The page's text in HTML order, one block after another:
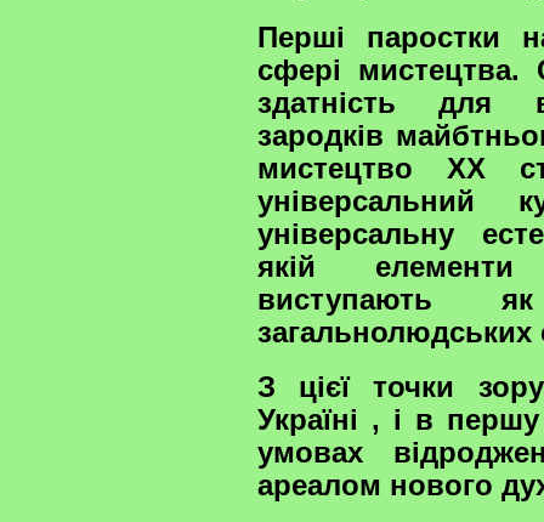
Перші паростки
сфері
здатність для
зародків
мистецтво ХХ
універсальну
якій елементи
виступають
загальнолюдських
З цієї точки
Україні , і в
умовах
ареалом нового